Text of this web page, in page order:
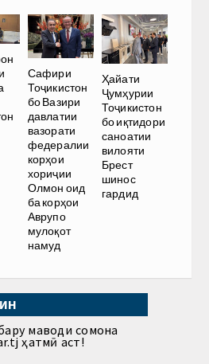
Сафири
Тоҷикистон
бо Вазири
давлатии
вазорати
федералии
корҳои
хориҷии
Олмон оид
ба корҳои
Аврупо
мулоқот
намуд
Ҳайати
Ҷумҳурии
Тоҷикистон
бо иқтидори
саноатии
вилояти
Брест
шинос
гардид
маводи сомона
ҳатмӣ аст!